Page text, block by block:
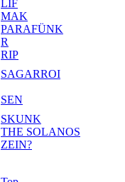
LIF
MAK
PARAFÜNK
R
RIP
SAGARROI
SEN
SKUNK
THE SOLANOS
ZEIN?